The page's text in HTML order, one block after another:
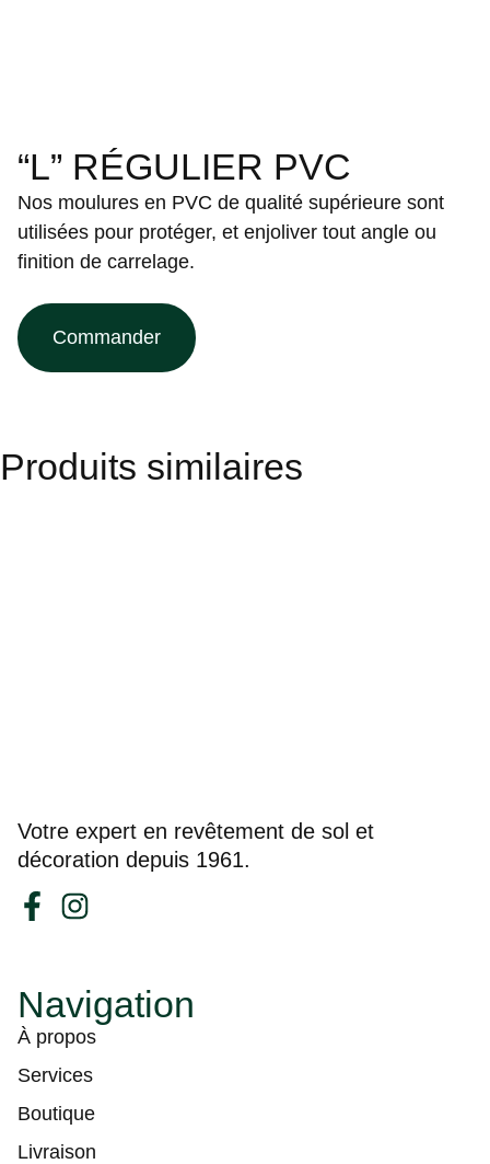
“L” RÉGULIER PVC
Nos moulures en PVC de qualité supérieure sont
utilisées pour protéger, et enjoliver tout angle ou
finition de carrelage.
Commander
Produits similaires
Votre expert en revêtement de sol et
décoration depuis 1961.
Navigation
À propos
Services
Boutique
Livraison